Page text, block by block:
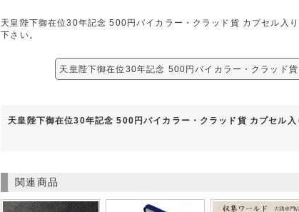
天皇陛下御在位30年記念 500円バイカラー・クラッド貨 カプセル入
下さい。
天皇陛下御在位30年記念 500円バイカラー・クラッド
天皇陛下御在位30年記念 500円バイカラー・クラッド貨 カプセル
関連商品